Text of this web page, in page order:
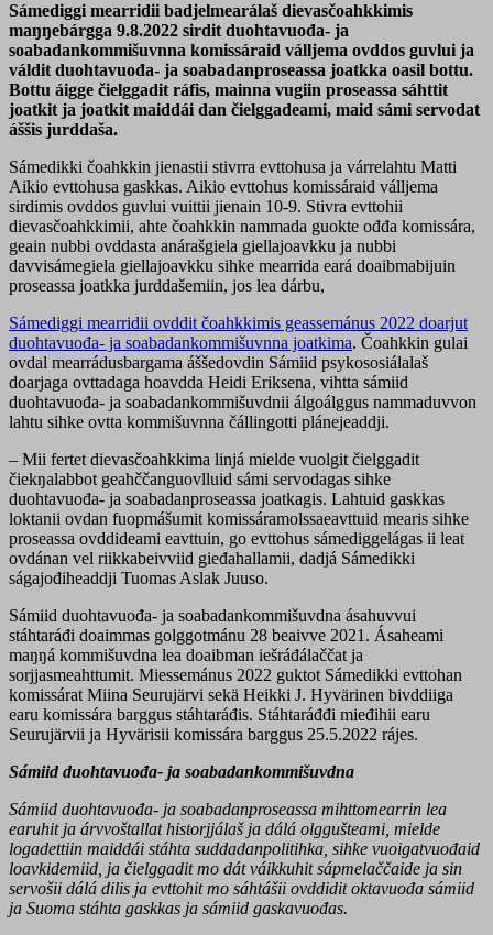
Sámediggi mearridii badjelmearálaš dievasčoahkkimis
maŋŋebárgga 9.8.2022 sirdit duohtavuođa- ja
soabadankommišuvnna komissáraid válljema ovddos guvlui ja
váldit duohtavuođa- ja soabadanproseassa joatkka oasil bottu.
Bottu áigge čielggadit ráfis, mainna vugiin proseassa sáhttit
joatkit ja joatkit maiddái dan čielggadeami, maid sámi servodat
áššis jurddaša.
Sámedikki čoahkkin jienastii stivrra evttohusa ja várrelahtu Matti
Aikio evttohusa gaskkas. Aikio evttohus komissáraid válljema
sirdimis ovddos guvlui vuittii jienain 10-9. Stivra evttohii
dievasčoahkkimii, ahte čoahkkin nammada guokte ođđa komissára,
geain nubbi ovddasta anárašgiela giellajoavkku ja nubbi
davvisámegiela giellajoavkku sihke mearrida eará doaibmabijuin
proseassa joatkka jurddašemiin, jos lea dárbu,
Sámediggi mearridii ovddit čoahkkimis geassemánus 2022 doarjut
duohtavuođa- ja soabadankommišuvnna joatkima. Čoahkkin gulai
ovdal mearrádusbargama áššedovdin Sámiid psykososiálalaš
doarjaga ovttadaga hoavdda Heidi Eriksena, vihtta sámiid
duohtavuođa- ja soabadankommišuvdnii álgoálggus nammaduvvon
lahtu sihke ovtta kommišuvnna čállingotti plánejeaddji.
– Mii fertet dievasčoahkkima linjá mielde vuolgit čielggadit
čiekŋalabbot geahččanguovlluid sámi servodagas sihke
duohtavuođa- ja soabadanproseassa joatkagis. Lahtuid gaskkas
loktanii ovdan fuopmášumit komissáramolssaeavttuid mearis sihke
proseassa ovddideami eavttuin, go evttohus sámediggelágas ii leat
ovdánan vel riikkabeivviid gieđahallamii, dadjá Sámedikki
ságajođiheaddji Tuomas Aslak Juuso.
Sámiid duohtavuođa- ja soabadankommišuvdna ásahuvvui
stáhtaráđi doaimmas golggotmánu 28 beaivve 2021. Ásaheami
maŋŋá kommišuvdna lea doaibman iešráđálaččat ja
sorjjasmeahttumit. Miessemánus 2022 guktot Sámedikki evttohan
komissárat Miina Seurujärvi sekä Heikki J. Hyvärinen bivddiiga
earu komissára barggus stáhtaráđis. Stáhtaráđđi mieđihii earu
Seurujärvii ja Hyvärisii komissára barggus 25.5.2022 rájes.
Sámiid duohtavuođa- ja soabadankommišuvdna
Sámiid duohtavuođa- ja soabadanproseassa mihttomearrin lea
earuhit ja árvvoštallat historjjálaš ja dálá olggušteami, mielde
logadettiin maiddái stáhta suddadanpolitihka, sihke vuoigatvuođaid
loavkidemiid, ja čielggadit mo dát váikkuhit sápmelaččaide ja sin
servošii dálá dilis ja evttohit mo sáhtášii ovddidit oktavuođa sámiid
ja Suoma stáhta gaskkas ja sámiid gaskavuođas.